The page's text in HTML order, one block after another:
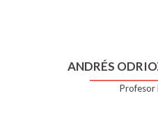
ANDRÉS
Profesor